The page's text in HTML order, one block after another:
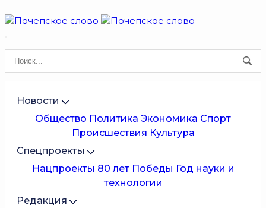
Новости
Общество Политика Экономика Спорт
Происшествия Культура
Спецпроекты
Нацпроекты 80 лет Победы Год науки и
технологии
Редакция